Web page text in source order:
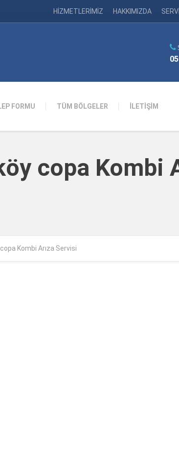
HİZMETLERİMİZ HAKKIMIZDA
FORMU TÜM BÖLGELER İLETİŞİM
copa Kombi
Kombi Arıza Servisi